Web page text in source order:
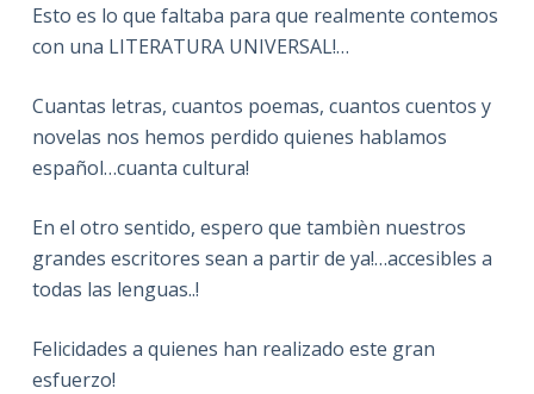
Esto es lo que faltaba para que realmente contemos
con una LITERATURA UNIVERSAL!…
Cuantas letras, cuantos poemas, cuantos cuentos y
novelas nos hemos perdido quienes hablamos
español…cuanta cultura!
En el otro sentido, espero que tambièn nuestros
grandes escritores sean a partir de ya!…accesibles a
todas las lenguas..!
Felicidades a quienes han realizado este gran
esfuerzo!